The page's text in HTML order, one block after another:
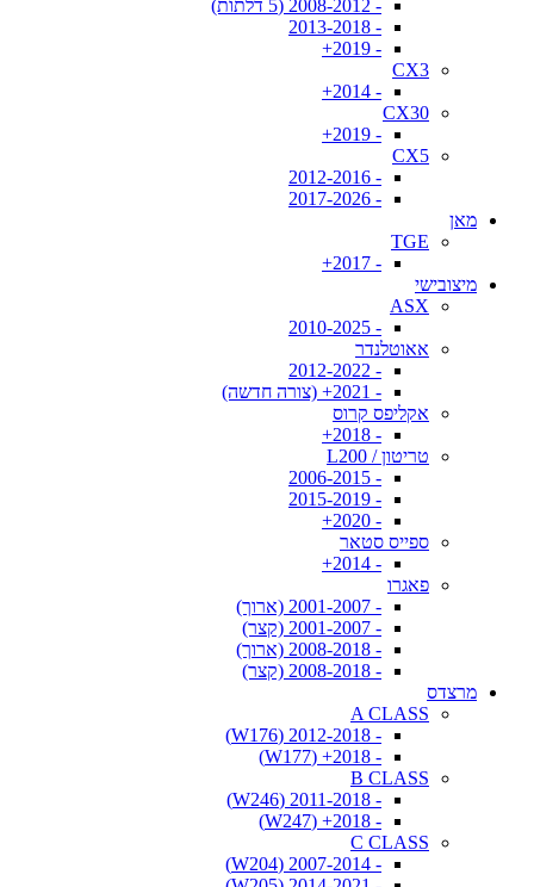
- 2008-2012 (5 דלתות)
- 2013-2018
- 2019+
CX3
- 2014+
CX30
- 2019+
CX5
- 2012-2016
- 2017-2026
מאן
TGE
- 2017+
מיצובישי
ASX
- 2010-2025
אאוטלנדר
- 2012-2022
- 2021+ (צורה חדשה)
אקליפס קרוס
- 2018+
טריטון / L200
- 2006-2015
- 2015-2019
- 2020+
ספייס סטאר
- 2014+
פאגרו
- 2001-2007 (ארוך)
- 2001-2007 (קצר)
- 2008-2018 (ארוך)
- 2008-2018 (קצר)
מרצדס
A CLASS
- 2012-2018 (W176)
- 2018+ (W177)
B CLASS
- 2011-2018 (W246)
- 2018+ (W247)
C CLASS
- 2007-2014 (W204)